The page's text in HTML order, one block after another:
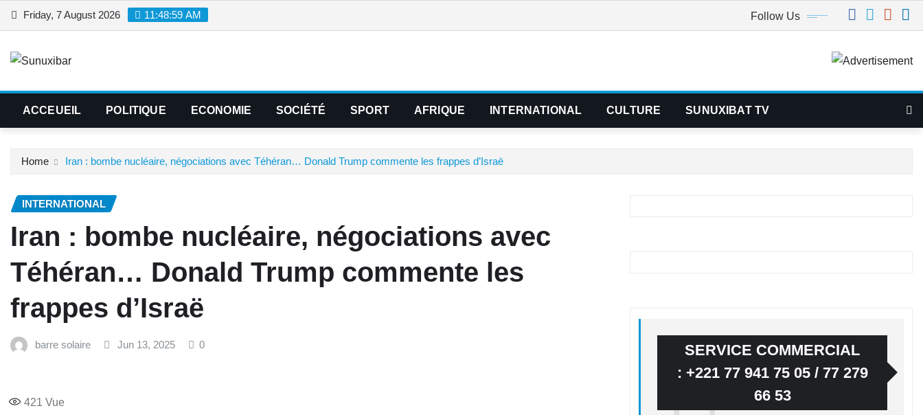
Skip
Friday, 7 August 2026 11:49:00 AM Follow Us
ACCEUEIL POLITIQUE ECONOMIE SOCIÉTÉ SPORT AFRIQUE INTERNATIONAL CULTURE SUNUXIBAT TV
Home Iran : bombe nucléaire, négociations avec Téhéran… Donald Trump commente les frappes d’Israë
INTERNATIONAL
Iran : bombe nucléaire, négociations avec
Téhéran… Donald Trump commente les
frappes d’Israë
barre solaire Jun 13, 2025 0
421 Vue
SERVICE COMMERCIAL
: +221 77 941 75 05 / 77 279
66 53